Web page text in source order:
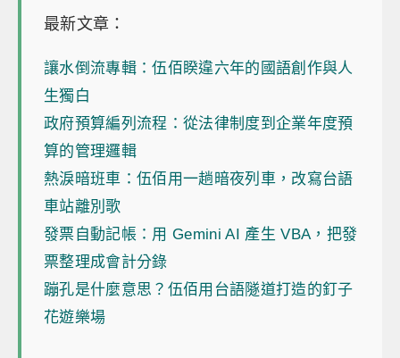
最新文章：
讓水倒流專輯：伍佰睽違六年的國語創作與人
生獨白
政府預算編列流程：從法律制度到企業年度預
算的管理邏輯
熱淚暗班車：伍佰用一趟暗夜列車，改寫台語
車站離別歌
發票自動記帳：用 Gemini AI 產生 VBA，把發
票整理成會計分錄
蹦孔是什麼意思？伍佰用台語隧道打造的釘子
花遊樂場